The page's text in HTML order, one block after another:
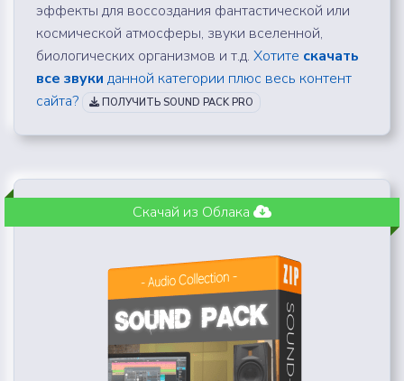
эффекты для воссоздания фантастической или
космической атмосферы, звуки вселенной,
биологических организмов и т.д. Хотите скачать
все звуки данной категории плюс весь контент
сайта?
ПОЛУЧИТЬ SOUND PACK PRO
Скачай из Облака